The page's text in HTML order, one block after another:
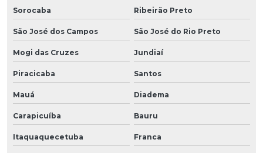
Sorocaba Ribeirão Preto
São José dos Campos São José do Rio Preto
Mogi das Cruzes Jundiaí
Piracicaba Santos
Mauá Diadema
Carapicuíba Bauru
Itaquaquecetuba Franca